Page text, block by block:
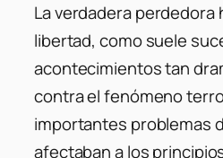
La verdadera perdedora
libertad, como suele
acontecimientos tan
contra el fenómeno
importantes problemas
afectaban a los